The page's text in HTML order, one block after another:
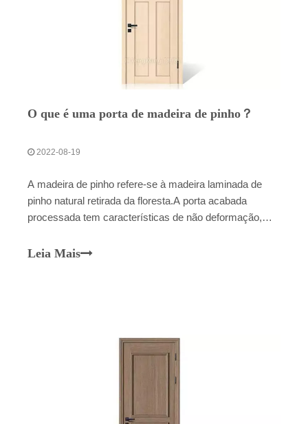
áudio.A porta folheada a MDF é um bom exemplo.
O que é uma porta de madeira de pinho？
2022-08-19
A madeira de pinho refere-se à madeira laminada de
pinho natural retirada da floresta.A porta acabada
processada tem características de não deformação,
térmico, etc. Após secagem, corte, planejamento,
Leia Mais